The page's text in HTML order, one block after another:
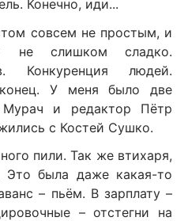
Конечно, иди...
совсем не простым, и
не слишком сладко.
Конкуренция людей.
У меня было две
и редактор Пётр
с Костей Сушко.
пили. Так же втихаря,
Это была даже какая-то
– пьём. В зарплату –
– отстегни на